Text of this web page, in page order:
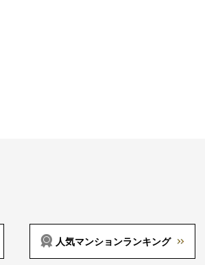
人気マンションランキング